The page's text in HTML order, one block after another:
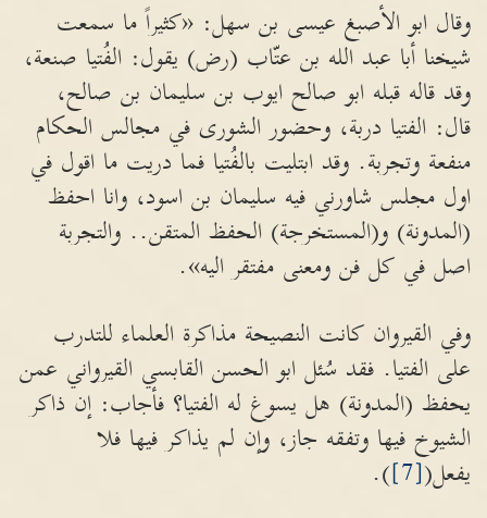
وقال ابو الأصبغ عيسى بن سهل: «كثيراً ما سمعت
شيخنا أبا عبد الله بن عتّاب (رض) يقول: الفُتيا صنعة،
وقد قاله قبله ابو صالح ايوب بن سليمان بن صالح،
قال: الفتيا دربة، وحضور الشورى في مجالس الحكام
منفعة وتجربة. وقد ابتليت بالفُتيا فما دريت ما اقول في
اول مجلس شاورني فيه سليمان بن اسود، وانا احفظ
(المدونة) و(المستخرجة) الحفظ المتقن.. والتجربة
اصل في كل فن ومعنى مفتقر اليه».
وفي القيروان كانت النصيحة مذاكرة العلماء للتدرب
على الفتيا. فقد سُئل ابو الحسن القابسي القيرواني عمن
يحفظ (المدونة) هل يسوغ له الفتيا؟ فأجاب: إن ذاكر
الشيوخ فيها وتفقه جاز، وإن لم يذاكر فيها فلا
يفعل([7]
).